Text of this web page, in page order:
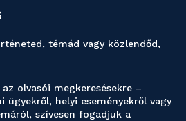
témád vagy közlendőd,
olvasói megkeresésekre –
ügyekről, helyi eseményekről vagy
szívesen fogadjuk a